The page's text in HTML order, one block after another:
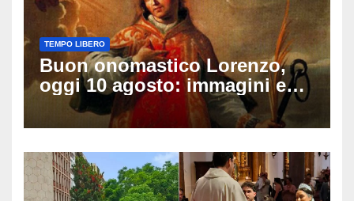
TEMPO LIBERO
Buon onomastico Lorenzo,
oggi 10 agosto: immagini e
gif di auguri da condividere
sui social